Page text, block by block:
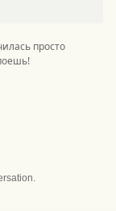
просто